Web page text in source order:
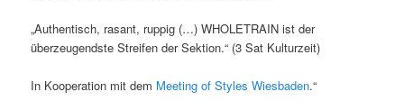
„Authentisch, rasant, ruppig (…) WHOLETRAIN ist der
überzeugendste Streifen der Sektion.“ (3 Sat Kulturzeit)
In Kooperation mit dem Meeting of Styles Wiesbaden.“